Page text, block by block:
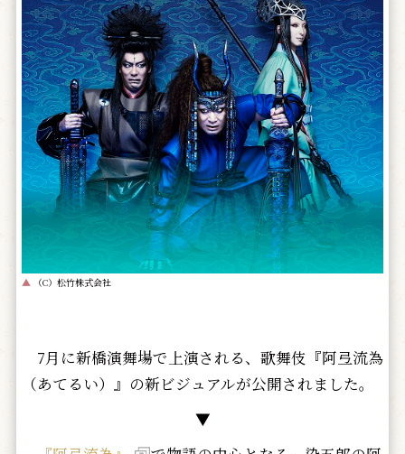
▲ （C）松竹株式会社
7月に新橋演舞場で上演される、歌舞伎『阿弖流為
（あてるい）』の新ビジュアルが公開されました。
▼